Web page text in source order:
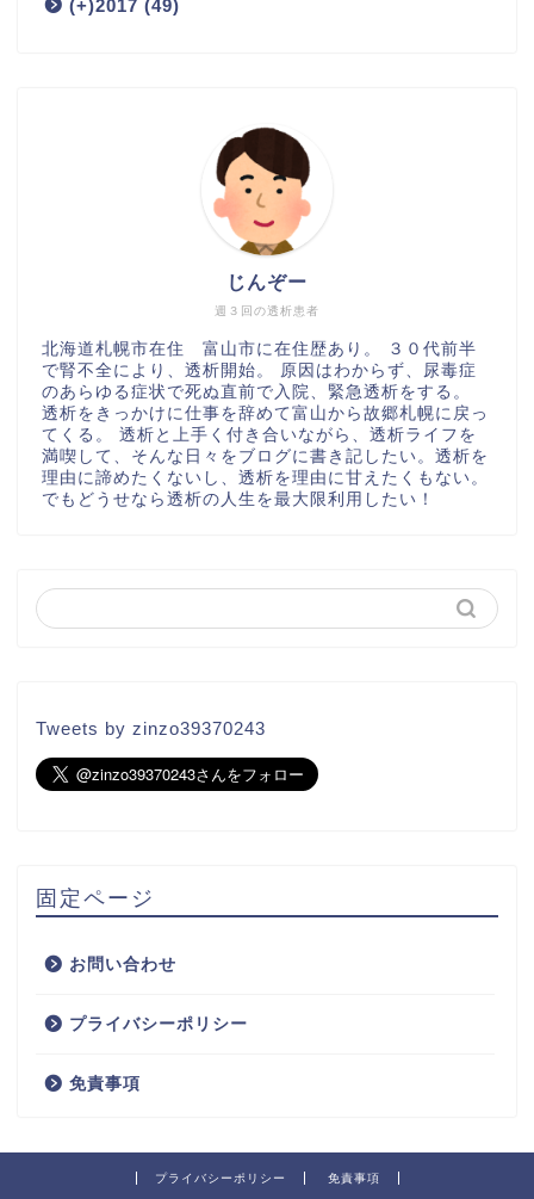
(+)2017 (49)
週３回の透析患者
じんぞー
北海道札幌市在住 富山市に在住歴あり。 ３０代前半
で腎不全により、透析開始。 原因はわからず、尿毒症
のあらゆる症状で死ぬ直前で入院、緊急透析をする。
透析をきっかけに仕事を辞めて富山から故郷札幌に戻っ
てくる。 透析と上手く付き合いながら、透析ライフを
満喫して、そんな日々をブログに書き記したい。透析を
理由に諦めたくないし、透析を理由に甘えたくもない。
でもどうせなら透析の人生を最大限利用したい！
Tweets by zinzo39370243
固定ページ
お問い合わせ
プライバシーポリシー
免責事項
プライバシーポリシー 免責事項